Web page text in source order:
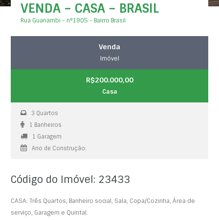
VENDA – CASA – BRASIL
Rua Guanambi - n°1905 - Bairro Brasil
Venda
Imóvel
R$200.000,00
Casa
3 Quartos
1 Banheiros
1 Garagem
Ano de Construção:
Código do Imóvel: 23433
CASA: Três Quartos, Banheiro social, Sala, Copa/Cozinha, Área de
serviço, Garagem e Quintal.